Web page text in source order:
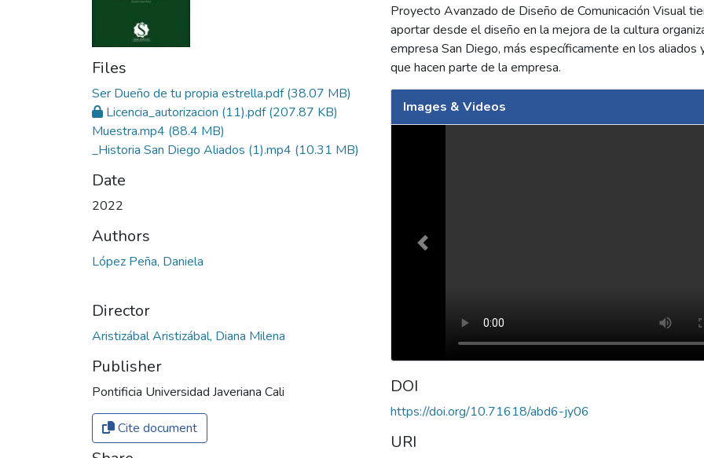
Files
Ser Dueño de tu propia estrella.pdf(38.07 MB)
Licencia_autorizacion (11).pdf(207.87 KB)
Muestra.mp4 (88.4 MB)
_Historia San Diego Aliados (1).mp4 (10.31 MB)
Date
2022
Authors
López Peña, Daniela
Director
Aristizábal Aristizábal, Diana Milena
Publisher
Pontificia Universidad Javeriana Cali
Cite document
Proyecto Avanzado de Diseño de Comunicación Visual
aportar desde el diseño en la mejora de la cultura
empresa San Diego, más específicamente en los aliados
que hacen parte de la empresa.
Images & Videos
Previous
DOI
https://doi.org/10.71618/abd6-jy06
URI